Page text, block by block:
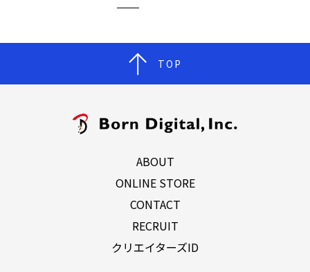
TOP
ABOUT
ONLINE STORE
CONTACT
RECRUIT
クリエイターズID